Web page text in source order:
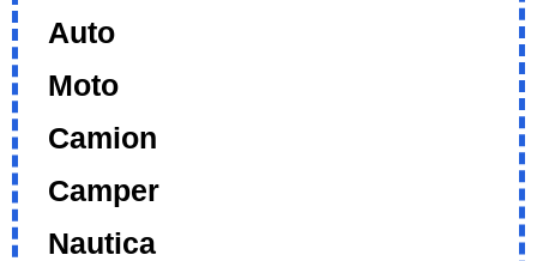
Auto
Moto
Camion
Camper
Nautica